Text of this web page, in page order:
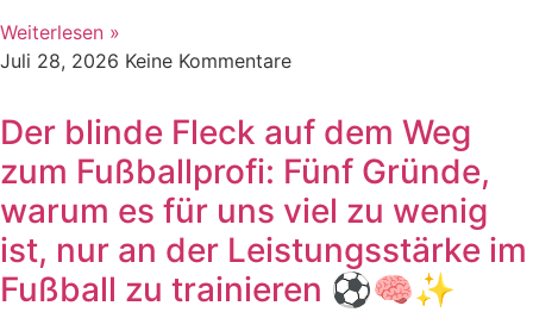
Weiterlesen »
Juli 28, 2026 Keine Kommentare
Der blinde Fleck auf dem Weg
zum Fußballprofi: Fünf Gründe,
warum es für uns viel zu wenig
ist, nur an der Leistungsstärke im
Fußball zu trainieren ⚽🧠✨